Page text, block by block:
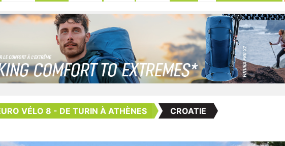
VÉLO 8 - DE TURIN À ATHÈNES CROATIE